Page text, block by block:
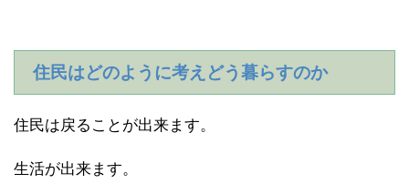
住民はどのように考えどう暮らすのか
住民は戻ることが出来ます。
生活が出来ます。